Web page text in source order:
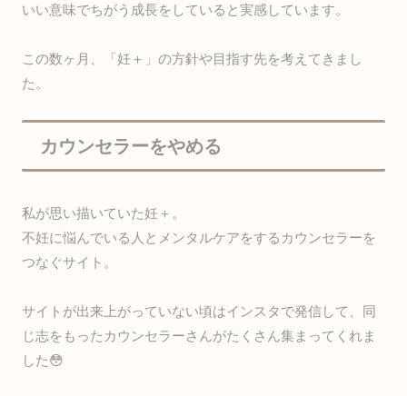
いい意味でちがう成長をしていると実感しています。
この数ヶ月、「妊＋」の方針や目指す先を考えてきまし
た。
カウンセラーをやめる
私が思い描いていた妊＋。
不妊に悩んでいる人とメンタルケアをするカウンセラーを
つなぐサイト。
サイトが出来上がっていない頃はインスタで発信して、同
じ志をもったカウンセラーさんがたくさん集まってくれま
した😳